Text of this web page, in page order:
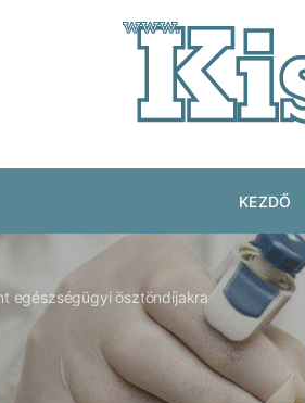
KEZDŐ
egészségügyi ösztöndíjakra